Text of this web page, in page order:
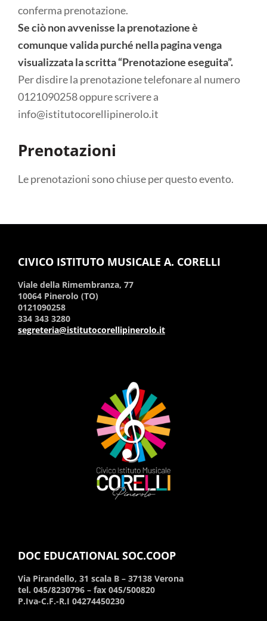
conferma prenotazione.
Se ciò non avvenisse la prenotazione è
comunque valida purché nella pagina venga
visualizzata la scritta “Prenotazione eseguita”.
Per disdire la prenotazione telefonare al numero
0121090258 oppure scrivere a
info@istitutocorellipinerolo.it
Prenotazioni
Le prenotazioni sono chiuse per questo evento.
CIVICO ISTITUTO MUSICALE A. CORELLI
Viale della Rimembranza, 77
10064 Pinerolo (TO)
0121090258
334 343 3280
segreteria@istitutocorellipinerolo.it
DOC EDUCATIONAL SOC.COOP
Via Pirandello, 31 scala B – 37138 Verona
tel. 045/8230796 – fax 045/500820
P.Iva-C.F.-R.I 04274450230